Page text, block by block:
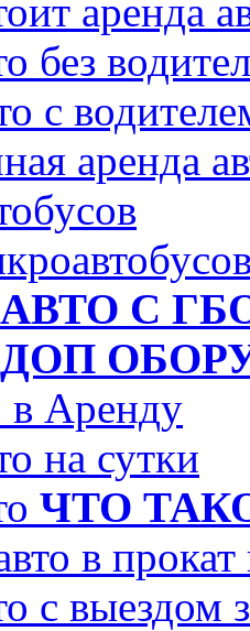
аренда
без
с
аренда
С
в Аренду
на сутки
ЧТО
в
с выездом